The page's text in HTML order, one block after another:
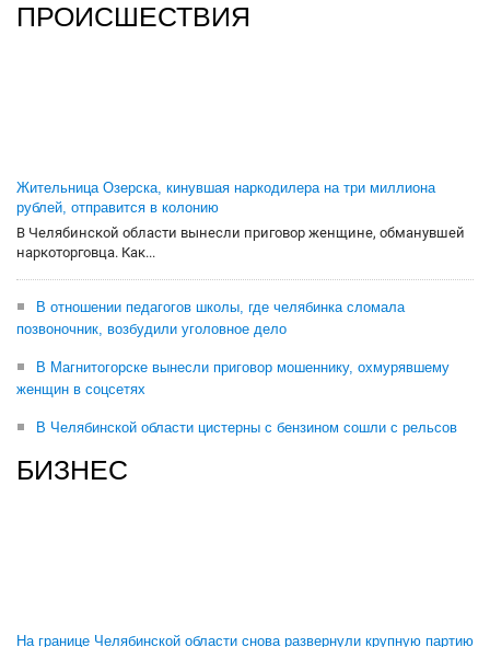
ПРОИСШЕСТВИЯ
Жительница Озерска, кинувшая наркодилера на три миллиона
рублей, отправится в колонию
В Челябинской области вынесли приговор женщине, обманувшей
наркоторговца. Как...
В отношении педагогов школы, где челябинка сломала
позвоночник, возбудили уголовное дело
В Магнитогорске вынесли приговор мошеннику, охмурявшему
женщин в соцсетях
В Челябинской области цистерны с бензином сошли с рельсов
БИЗНЕС
На границе Челябинской области снова развернули крупную партию